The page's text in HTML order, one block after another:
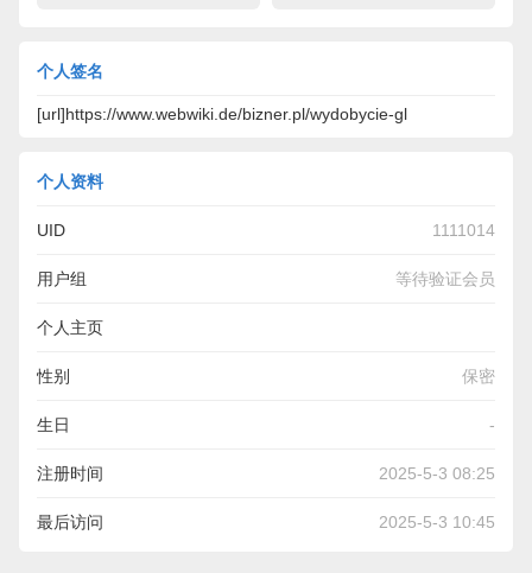
个人签名
[url]https://www.webwiki.de/bizner.pl/wydobycie-gl
个人资料
UID 1111014
用户组 等待验证会员
个人主页
https://www.webwiki.de/bizner.pl/wydobycie-glebinowe-usa-
przyspiesza-w-wyscigu-o-mineraly-krytyczne-z-chinami/
性别 保密
生日 -
注册时间 2025-5-3 08:25
最后访问 2025-5-3 10:45